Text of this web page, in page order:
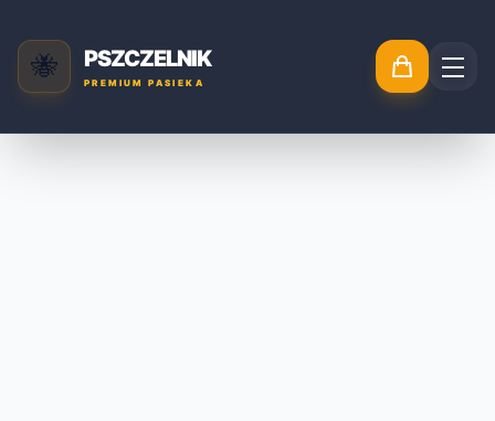
🐝 PSZCZELNIK
PREMIUM PASIEKA